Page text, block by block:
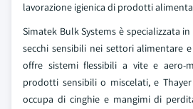
lavorazione igienica di prodotti
Simatek Bulk Systems è specializzata
secchi sensibili nei settori alimentare
offre sistemi flessibili a vite e aero-
prodotti sensibili o miscelati, e
occupa di cinghie e mangimi di